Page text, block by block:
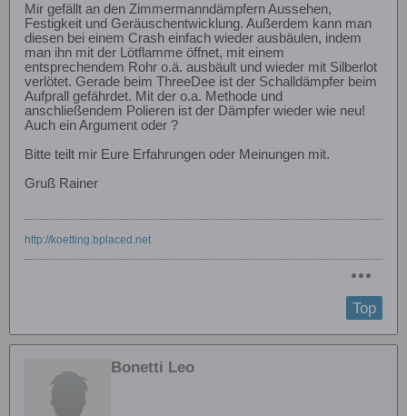
Mir gefällt an den Zimmermanndämpfern Aussehen,
Festigkeit und Geräuschentwicklung. Außerdem kann man
diesen bei einem Crash einfach wieder ausbäulen, indem
man ihn mit der Lötflamme öffnet, mit einem
entsprechendem Rohr o.ä. ausbäult und wieder mit Silberlot
verlötet. Gerade beim ThreeDee ist der Schalldämpfer beim
Aufprall gefährdet. Mit der o.a. Methode und
anschließendem Polieren ist der Dämpfer wieder wie neu!
Auch ein Argument oder ?
Bitte teilt mir Eure Erfahrungen oder Meinungen mit.
Gruß Rainer
http://koetting.bplaced.net
Top
Bonetti Leo